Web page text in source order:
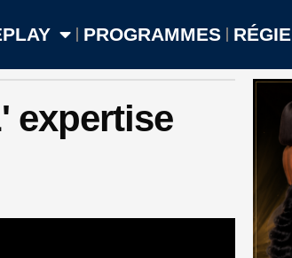
PROGRAMMES RÉGIE
expertise